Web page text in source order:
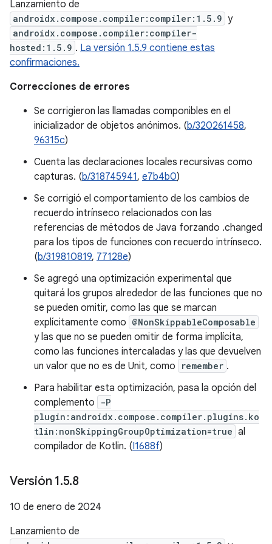
Lanzamiento de
androidx.compose.compiler:compiler:1.5.9 y
androidx.compose.compiler:compiler-
hosted:1.5.9 . La versión 1.5.9 contiene estas
confirmaciones.
Correcciones de errores
Se corrigieron las llamadas componibles en el
inicializador de objetos anónimos. (b/320261458,
96315c)
Cuenta las declaraciones locales recursivas como
capturas. (b/318745941, e7b4b0)
Se corrigió el comportamiento de los cambios de
recuerdo intrínseco relacionados con las
referencias de métodos de Java forzando .changed
para los tipos de funciones con recuerdo intrínseco.
(b/319810819, 77128e)
Se agregó una optimización experimental que
quitará los grupos alrededor de las funciones que no
se pueden omitir, como las que se marcan
explícitamente como @NonSkippableComposable
y las que no se pueden omitir de forma implícita,
como las funciones intercaladas y las que devuelven
un valor que no es de Unit, como
remember .
Para habilitar esta optimización, pasa la opción del
complemento
-P
plugin:androidx.compose.compiler.plugins.ko
tlin:nonSkippingGroupOptimization=true al
compilador de Kotlin. (I1688f)
Versión 1.5.8
10 de enero de 2024
Lanzamiento de